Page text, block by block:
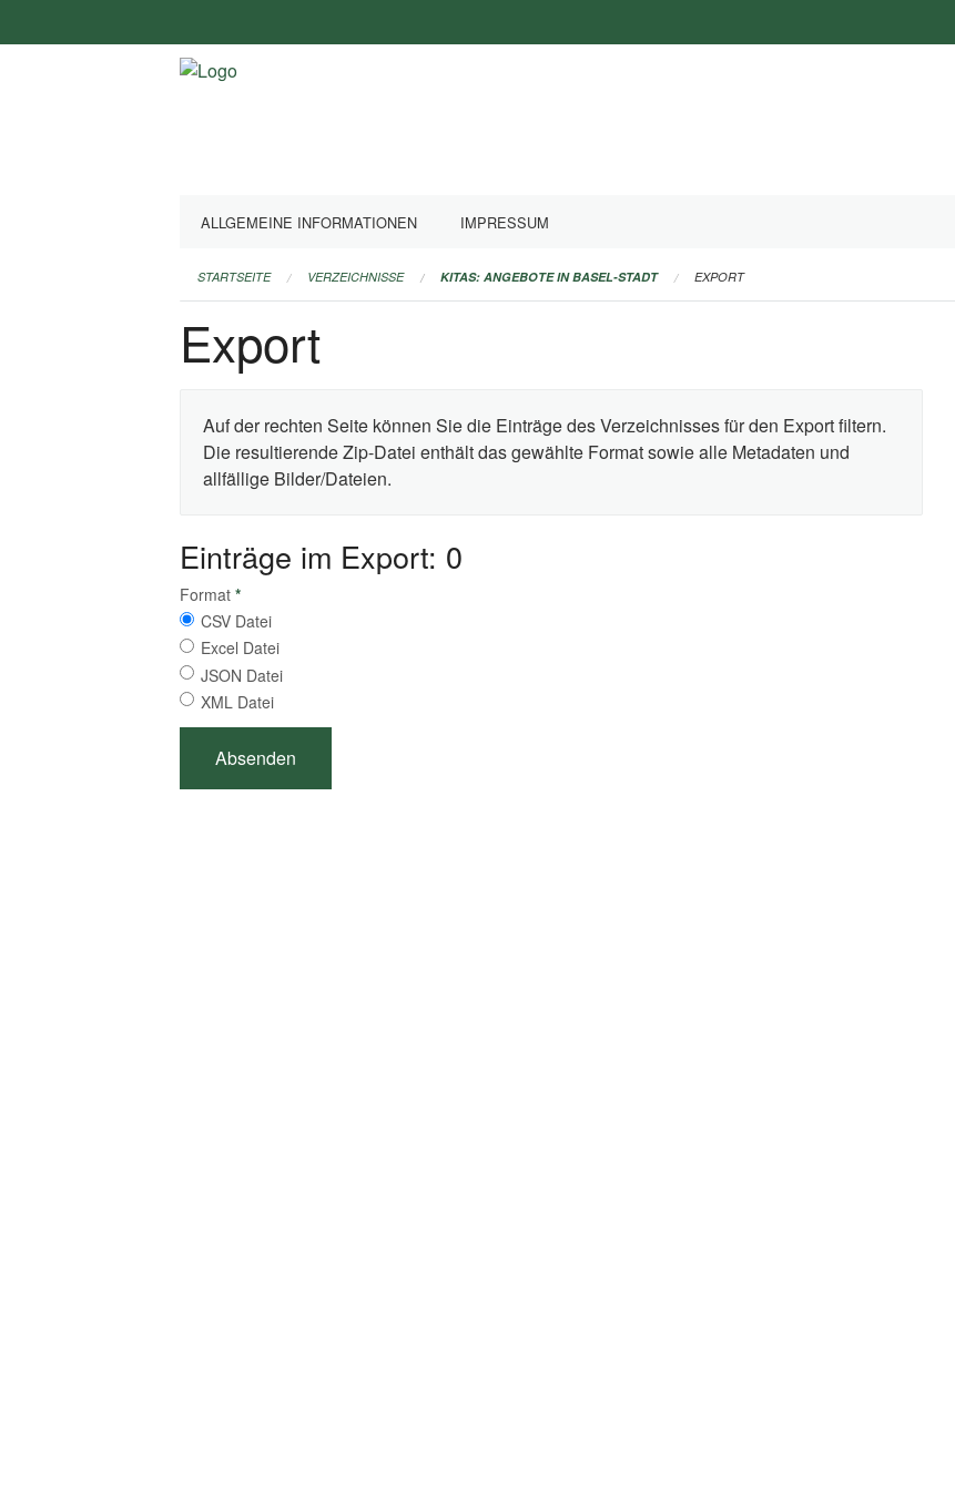
überspringen
ALLGEMEINE INFORMATIONEN IMPRESSUM
STARTSEITE VERZEICHNISSE KITAS: ANGEBOTE IN BASEL-STADT EXPORT
Export
Auf der rechten Seite können Sie die Einträge des Verzeichnisses für den Export filtern.
Die resultierende Zip-Datei enthält das gewählte Format sowie alle Metadaten und
allfällige Bilder/Dateien.
Einträge im Export: 0
Format *
CSV Datei
Excel Datei
JSON Datei
XML Datei